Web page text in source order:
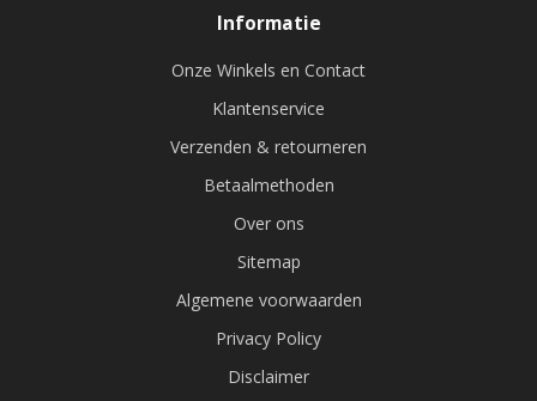
Informatie
Onze Winkels en Contact
Klantenservice
Verzenden & retourneren
Betaalmethoden
Over ons
Sitemap
Algemene voorwaarden
Privacy Policy
Disclaimer